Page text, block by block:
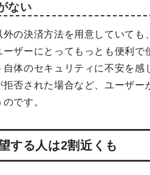
ない
外の決済方法を用意していて
ーザーにとってもっとも便利
自体のセキュリティに不安を
否された場合など、ユーザ
です。
する人は2割近くも